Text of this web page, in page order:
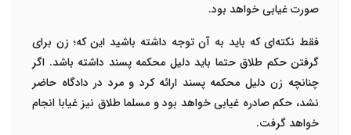
صورت غیابی خواهد بود.
فقط نکته‌ای که باید به آن توجه داشته باشید این که؛ زن برای
گرفتن حکم طلاق حتما باید دلیل محکمه پسند داشته باشد. اگر
چنانچه زن دلیل محکمه پسند ارائه کرد و مرد در دادگاه حاضر
نشد، حکم صادره غیابی خواهد بود و مسلما طلاق نیز غیابا انجام
خواهد گرفت.